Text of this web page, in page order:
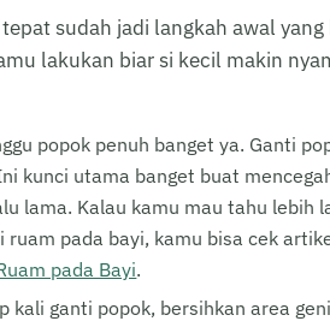
sudah jadi langkah awal yang
lakukan biar si kecil makin
popok penuh banget ya. Ganti
kunci utama banget buat
lama. Kalau kamu mau tahu lebih
pada bayi, kamu bisa cek
pada Bayi.
kali ganti popok, bersihkan area